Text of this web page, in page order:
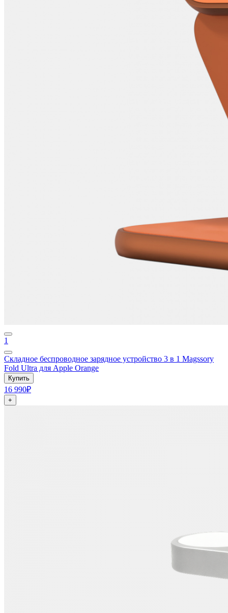
1
Складное беспроводное зарядное устройство 3 в 1 Magssory
Fold Ultra для Apple Orange
Купить
16 990₽
+